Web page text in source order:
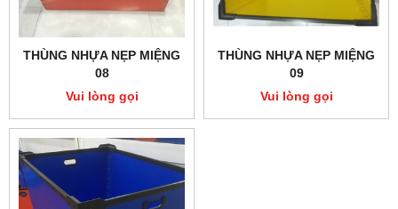
THÙNG NHỰA NẸP MIỆNG
08
Vui lòng gọi
THÙNG NHỰA NẸP MIỆNG
09
Vui lòng gọi